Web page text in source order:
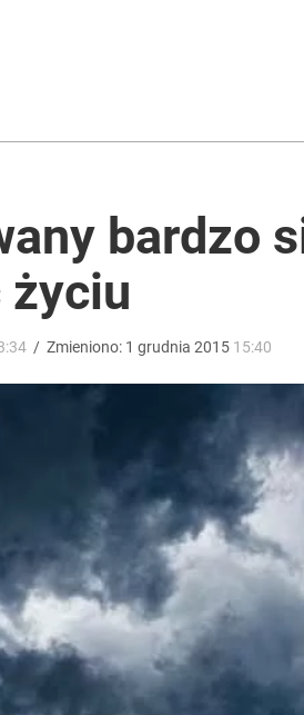
hańba” kontra „Cała Europa nam
dolecimy z Polski po raz
bardzo
życiu
/ Zmieniono: 1 grudnia 2015 15:40